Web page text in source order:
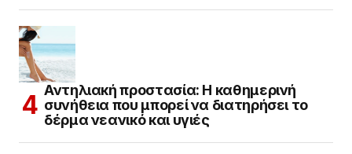
Αντηλιακή προστασία: Η καθημερινή
συνήθεια που μπορεί να διατηρήσει το
δέρμα νεανικό και υγιές